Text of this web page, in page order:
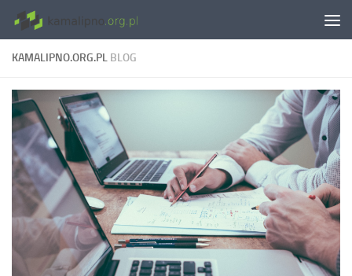
Skip to content
KAMALIPNO.ORG.PL BLOG